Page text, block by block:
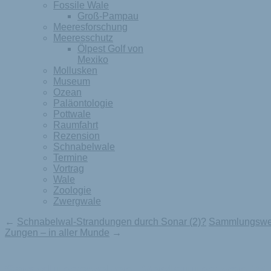
Fossile Wale
Groß-Pampau
Meeresforschung
Meeresschutz
Ölpest Golf von
Mexiko
Mollusken
Museum
Ozean
Paläontologie
Pottwale
Raumfahrt
Rezension
Schnabelwale
Termine
Vortrag
Wale
Zoologie
Zwergwale
← Schnabelwal-Strandungen durch Sonar (2)?
Zungen – in aller Munde →